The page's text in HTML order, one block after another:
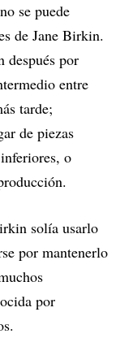
se puede
de Jane Birkin.
después por
entre
tarde;
de piezas
o
solía usarlo
por mantenerlo
por